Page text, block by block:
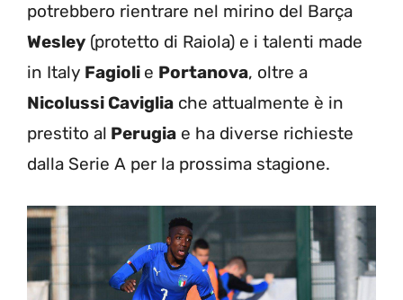
potrebbero rientrare nel mirino del Barça
Wesley (protetto di Raiola) e i talenti made
in Italy Fagioli e Portanova, oltre a
Nicolussi Caviglia che attualmente è in
prestito al Perugia e ha diverse richieste
dalla Serie A per la prossima stagione.